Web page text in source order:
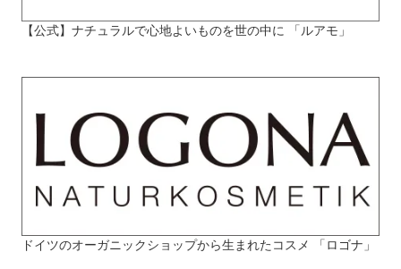
【公式】ナチュラルで心地よいものを世の中に 「ルアモ」
ドイツのオーガニックショップから生まれたコスメ 「ロゴナ」